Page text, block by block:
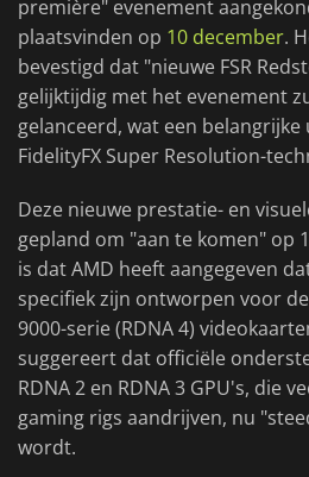
première" evenement
plaatsvinden op 10 december.
bevestigd dat "nieuwe FSR
gelijktijdig met het evenement
gelanceerd, wat een belangrijke
FidelityFX Super Resolution-
Deze nieuwe prestatie- en
gepland om "aan te komen" op
is dat AMD heeft aangegeven
specifiek zijn ontworpen voor
9000-serie (RDNA 4)
suggereert dat officiële
RDNA 2 en RDNA 3 GPU's, die
gaming rigs aandrijven, nu
wordt.